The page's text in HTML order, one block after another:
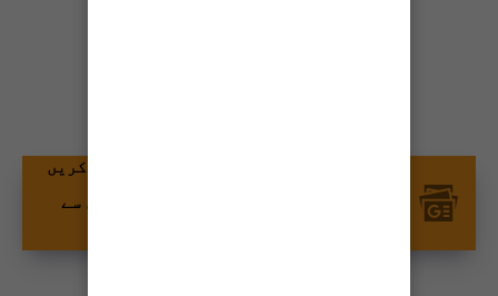
گوگل نیوز پر ٹائمز آف کراچی کو فالو کریں
اور اپنی پسندیدہ مواد کو زیادہ تیزی سے